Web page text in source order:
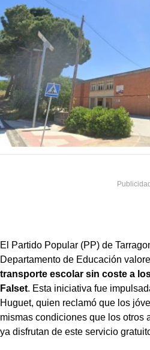
El Partido Popular (PP) de
Departamento de Educación
transporte escolar sin coste a
Falset. Esta iniciativa fue
Huguet, quien reclamó que los
mismas condiciones que los otros
ya disfrutan de este servicio